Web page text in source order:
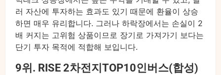
러 자산에 투자하는 효과도 있기 때문에 환율이 상승
하면 매우 유리합니다. 그러나 하락장에서는 손실이 2
배 커지는 고위험 상품이므로 장기로 가져가기 보다는
단기 투자 목적에 적합해 보입니다.
9위. RISE 2차전지TOP10인버스(합성)